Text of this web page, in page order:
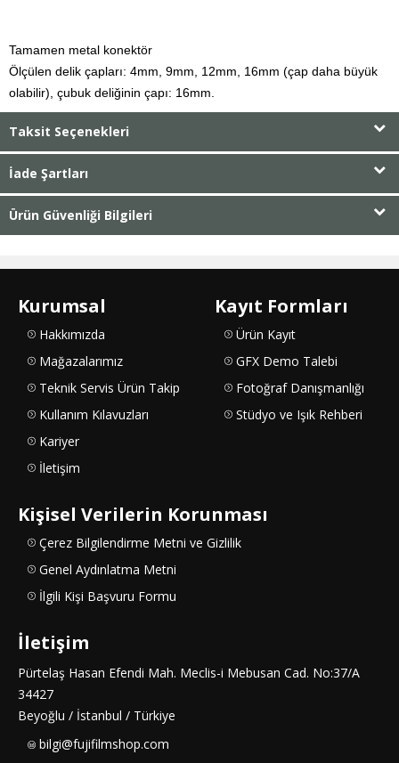
Tamamen metal konektör
Ölçülen delik çapları: 4mm, 9mm, 12mm, 16mm (çap daha büyük
olabilir), çubuk deliğinin çapı: 16mm.
Taksit Seçenekleri
İade Şartları
Ürün Güvenliği Bilgileri
Kurumsal
Hakkımızda
Mağazalarımız
Teknik Servis Ürün Takip
Kullanım Kılavuzları
Kariyer
İletişim
Kayıt Formları
Ürün Kayıt
GFX Demo Talebi
Fotoğraf Danışmanlığı
Stüdyo ve Işık Rehberi
Kişisel Verilerin Korunması
Çerez Bilgilendirme Metni ve Gizlilik
Genel Aydınlatma Metni
İlgili Kişi Başvuru Formu
İletişim
Pürtelaş Hasan Efendi Mah. Meclis-i Mebusan Cad. No:37/A
34427
Beyoğlu / İstanbul / Türkiye
bilgi@fujifilmshop.com